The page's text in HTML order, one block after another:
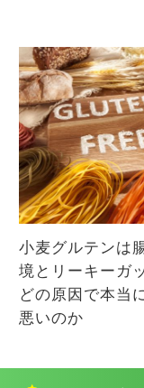
小麦グルテンは
境とリーキーガ
どの原因で本当
悪いのか